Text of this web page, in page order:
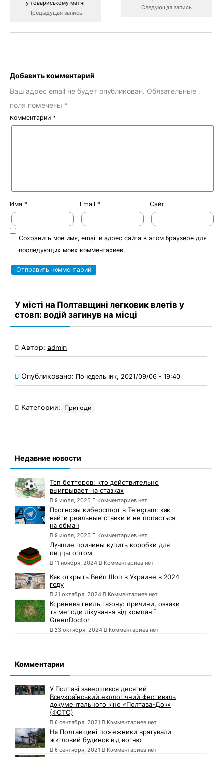
у товариському матчі
Предыдущая запись
Следующая запись
Добавить комментарий
Ваш адрес email не будет опубликован. Обязательные
поля помечены *
Комментарий *
Имя * Email * Сайт
Сохранить моё имя, email и адрес сайта в этом браузере для
последующих моих комментариев.
У місті на Полтавщині легковик влетів у
стовп: водій загинув на місці
Автор: admin
Опубликовано: Понедельник, 2021/09/06 - 19:40
Категории: Пригоди
Недавние новости
Топ беттеров: кто действительно
выигрывает на ставках
9 июля, 2025 Комментариев нет
Прогнозы киберспорт в Telegram: как
найти реальные ставки и не попасться
на обман
9 июля, 2025 Комментариев нет
Лучшие причины купить коробки для
пиццы оптом
11 ноября, 2024 Комментариев нет
Как открыть Вейп Шоп в Украине в 2024
году
31 октября, 2024 Комментариев нет
Коренева гниль газону: причини, ознаки
та методи лікування від компанії
GreenDoctor
23 октября, 2024 Комментариев нет
Комментарии
У Полтаві завершився десятий
Всеукраїнський екологічний фестиваль
документального кіно «Полтава-Док»
(ФОТО)
6 сентября, 2021 Комментариев нет
На Полтавщині пожежники врятували
житловий будинок від вогню
6 сентября, 2021 Комментариев нет